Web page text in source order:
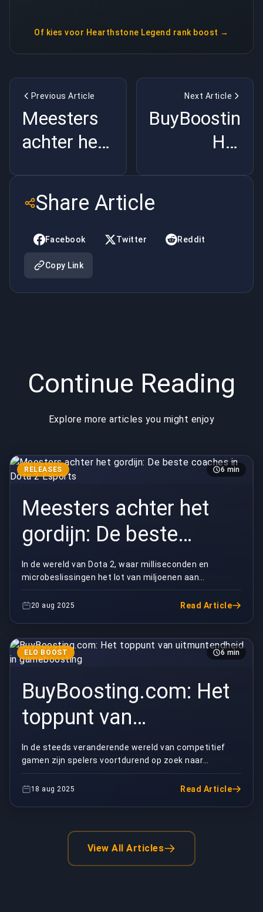
Of kies voor Hearthstone Legend rank boost →
Previous Article
Meesters
achter het
beste
coaches in
Dota 2
Esports
Next Article
Het
Share Article
Facebook Twitter Reddit
Copy Link
Continue Reading
Explore more articles you might enjoy
RELEASES 6 min
Meesters achter het
gordijn: De beste
coaches in Dota 2
Esports
In de wereld van Dota 2, waar milliseconden en
microbeslissingen het lot van miljoenen aan
prijzengeld kunnen bepalen, worden de schijnwerpers
vaak ge...
20 aug 2025 Read Article
ELO BOOST 6 min
BuyBoosting.com: Het
toppunt van
uitmuntendheid in
gameboosting
In de steeds veranderende wereld van competitief
gamen zijn spelers voortdurend op zoek naar
manieren om hun klassementen te verbeteren,
exclusieve be...
18 aug 2025 Read Article
View All Articles